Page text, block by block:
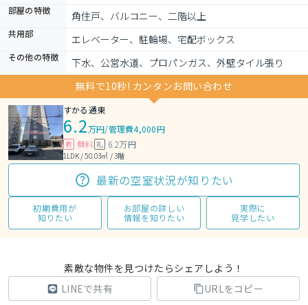
部屋の特徴 角住戸、バルコニー、二階以上
共用部 エレベーター、駐輪場、宅配ボックス
その他の特徴
下水、公営水道、プロパンガス、外壁タイル張り
無料で10秒! カンタンお問い合わせ
すかる通東
6.2万円/管理費4,000円
敷 無料 礼 6.2万円
1LDK / 50.03㎡ / 3階
最新の空室状況が知りたい
初期費用が
知りたい
お部屋の詳しい
情報を知りたい
実際に
見学したい
素敵な物件を見つけたらシェアしよう！
LINEで共有
URLをコピー